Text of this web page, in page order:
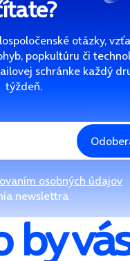
otázky,
popkultúru či
schránke každý
týždeň.
osobných údajov
newslettra
by